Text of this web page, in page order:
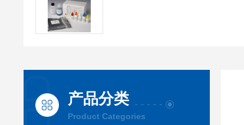
产品分类
Product Categories